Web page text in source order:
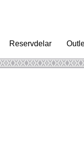
Reservdelar